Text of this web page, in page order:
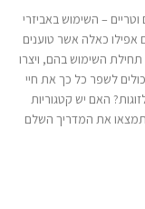
וטריים – השימוש באביזרי
אפילו כאלה אשר טוענים
השימוש בהם, ויצרו
לשפר כל כך את חיי
האם יש קטגוריות
תמצאו את המדריך השלם